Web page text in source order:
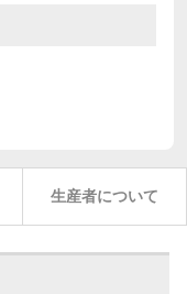
生産者について